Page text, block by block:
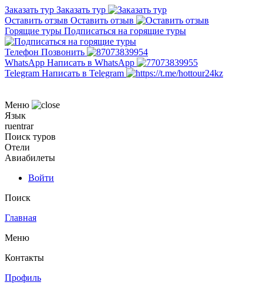
Заказать тур Заказать тур
Оставить отзыв Оставить отзыв
Горящие туры Подписаться на горящие туры
Телефон Позвонить
WhatsApp Написать в WhatsApp
Telegram Написать в Telegram
Меню
Язык
ruentrar
Поиск туров
Отели
Авиабилеты
Войти
Поиск
Главная
Меню
Контакты
Профиль